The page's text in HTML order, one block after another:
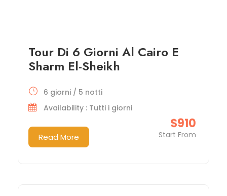
Tour Di 6 Giorni Al Cairo E
Sharm El-Sheikh
$910
Start From
6 giorni / 5 notti
Availability : Tutti i giorni
Read More